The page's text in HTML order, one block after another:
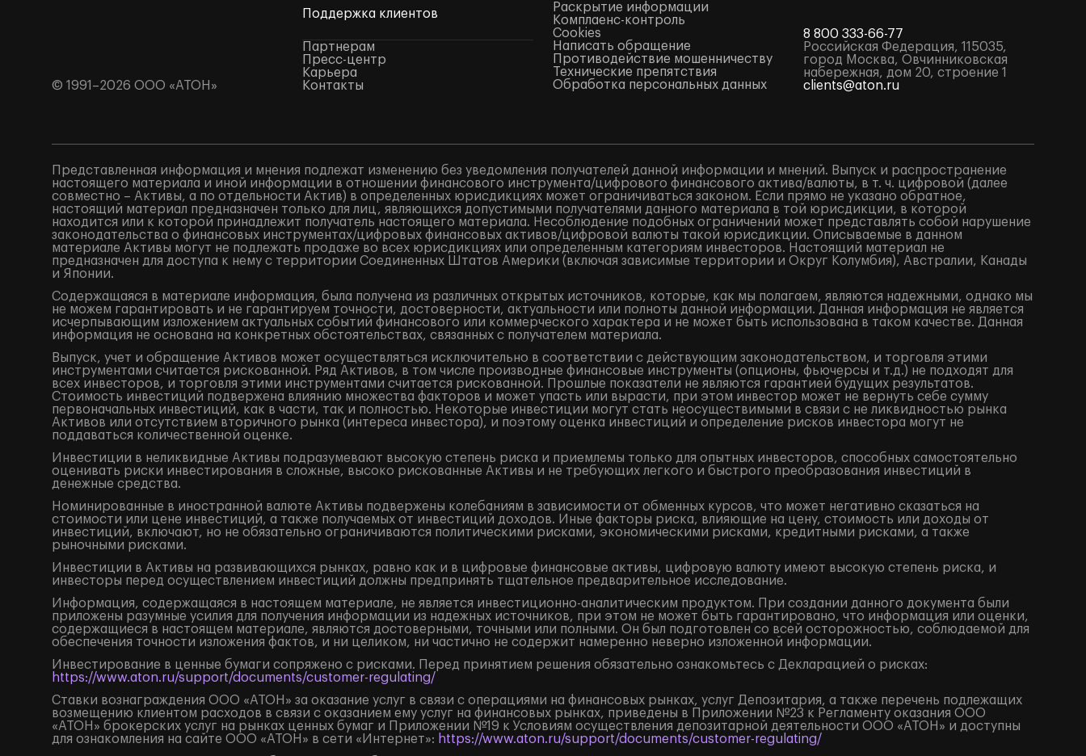
© 1991–2026 ООО «АТОН»
Поддержка клиентов
Партнерам
Пресс-центр
Карьера
Контакты
Раскрытие информации
Комплаенс-контроль
Cookies
Написать обращение
Противодействие мошенничеству
Технические препятствия
Обработка персональных данных
8 800 333-66-77
Российская Федерация, 115035,
город Москва, Овчинниковская
набережная, дом 20, строение 1
clients@aton.ru
Представленная информация и мнения подлежат изменению без уведомления получателей данной информации и мнений. Выпуск и распространение
настоящего материала и иной информации в отношении финансового инструмента/цифрового финансового актива/валюты, в т. ч. цифровой (далее
совместно – Активы, а по отдельности Актив) в определенных юрисдикциях может ограничиваться законом. Если прямо не указано обратное,
настоящий материал предназначен только для лиц, являющихся допустимыми получателями данного материала в той юрисдикции, в которой
находится или к которой принадлежит получатель настоящего материала. Несоблюдение подобных ограничений может представлять собой нарушение
законодательства о финансовых инструментах/цифровых финансовых активов/цифровой валюты такой юрисдикции. Описываемые в данном
материале Активы могут не подлежать продаже во всех юрисдикциях или определенным категориям инвесторов. Настоящий материал не
предназначен для доступа к нему с территории Соединенных Штатов Америки (включая зависимые территории и Округ Колумбия), Австралии, Канады
и Японии.
Содержащаяся в материале информация, была получена из различных открытых источников, которые, как мы полагаем, являются надежными, однако мы
не можем гарантировать и не гарантируем точности, достоверности, актуальности или полноты данной информации. Данная информация не является
исчерпывающим изложением актуальных событий финансового или коммерческого характера и не может быть использована в таком качестве. Данная
информация не основана на конкретных обстоятельствах, связанных с получателем материала.
Выпуск, учет и обращение Активов может осуществляться исключительно в соответствии с действующим законодательством, и торговля этими
инструментами считается рискованной. Ряд Активов, в том числе производные финансовые инструменты (опционы, фьючерсы и т.д.) не подходят для
всех инвесторов, и торговля этими инструментами считается рискованной. Прошлые показатели не являются гарантией будущих результатов.
Стоимость инвестиций подвержена влиянию множества факторов и может упасть или вырасти, при этом инвестор может не вернуть себе сумму
первоначальных инвестиций, как в части, так и полностью. Некоторые инвестиции могут стать неосуществимыми в связи с не ликвидностью рынка
Активов или отсутствием вторичного рынка (интереса инвестора), и поэтому оценка инвестиций и определение рисков инвестора могут не
поддаваться количественной оценке.
Инвестиции в неликвидные Активы подразумевают высокую степень риска и приемлемы только для опытных инвесторов, способных самостоятельно
оценивать риски инвестирования в сложные, высоко рискованные Активы и не требующих легкого и быстрого преобразования инвестиций в
денежные средства.
Номинированные в иностранной валюте Активы подвержены колебаниям в зависимости от обменных курсов, что может негативно сказаться на
стоимости или цене инвестиций, а также получаемых от инвестиций доходов. Иные факторы риска, влияющие на цену, стоимость или доходы от
инвестиций, включают, но не обязательно ограничиваются политическими рисками, экономическими рисками, кредитными рисками, а также
рыночными рисками.
Инвестиции в Активы на развивающихся рынках, равно как и в цифровые финансовые активы, цифровую валюту имеют высокую степень риска, и
инвесторы перед осуществлением инвестиций должны предпринять тщательное предварительное исследование.
Информация, содержащаяся в настоящем материале, не является инвестиционно-аналитическим продуктом. При создании данного документа были
приложены разумные усилия для получения информации из надежных источников, при этом не может быть гарантировано, что информация или оценки,
содержащиеся в настоящем материале, являются достоверными, точными или полными. Он был подготовлен со всей осторожностью, соблюдаемой для
обеспечения точности изложения фактов, и ни целиком, ни частично не содержит намеренно неверно изложенной информации.
Инвестирование в ценные бумаги сопряжено с рисками. Перед принятием решения обязательно ознакомьтесь с Декларацией о рисках:
https://www.aton.ru/support/documents/customer-regulating/
Ставки вознаграждения ООО «АТОН» за оказание услуг в связи с операциями на финансовых рынках, услуг Депозитария, а также перечень подлежащих
возмещению клиентом расходов в связи с оказанием ему услуг на финансовых рынках, приведены в Приложении №23 к Регламенту оказания ООО
«АТОН» брокерских услуг на рынках ценных бумаг и Приложении №19 к Условиям осуществления депозитарной деятельности ООО «АТОН» и доступны
для ознакомления на сайте ООО «АТОН» в сети «Интернет»: https://www.aton.ru/support/documents/customer-regulating/